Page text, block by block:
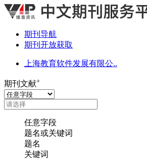
期刊导航
期刊开放获取
上海教育软件发展有限公..
期刊文献+
任意字段
题名或关键词
题名
关键词